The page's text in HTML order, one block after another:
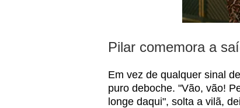
Pilar comemora a
Em vez de qualquer sinal
puro deboche. "Vão, vão!
longe daqui", solta a vilã,